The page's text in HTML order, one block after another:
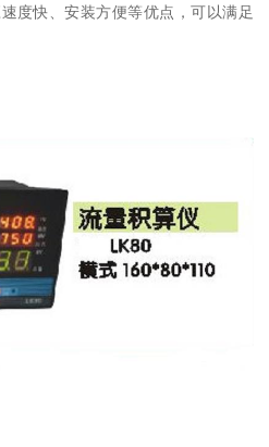
度快、安装方便等优点，可以满足